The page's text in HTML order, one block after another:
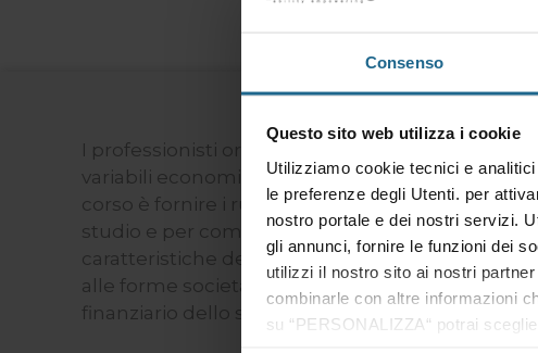
Consenso
Questo sito web utilizza i cookie
Utilizziamo cookie tecnici e
le preferenze degli Utenti. per
nostro portale e dei nostri servizi.
gli annunci, fornire le funzioni dei
utilizzi il nostro sito ai nostri
combinarle con altre informazioni
su “PERSONALIZZA“ potrai
I professionisti ormai sono sempre più delle
variabili economiche e finanziarie che
corso è fornire i rudimenti essenziali per
studio e per comprendere se l’attuale struttura
caratteristiche della propria attività. Dalla
alle forme societarie, quali variabili conoscere
finanziario dello studio